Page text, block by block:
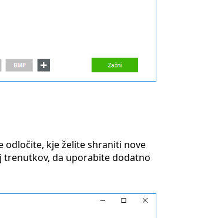
odločite, kje želite shraniti nove
trenutkov, da uporabite dodatno